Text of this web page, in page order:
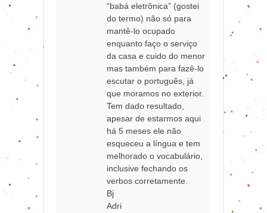
“babá eletrônica” (gostei
do termo) não só para
mantê-lo ocupado
enquanto faço o serviço
da casa e cuido do menor
mas também para fazê-lo
escutar o português, já
que moramos no exterior.
Tem dado resultado,
apesar de estarmos aqui
há 5 meses ele não
esqueceu a língua e tem
melhorado o vocabulário,
inclusive fechando os
verbos corretamente.
Bj
Adri